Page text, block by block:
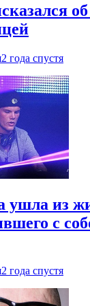
2 года спустя
ушла из
с
2 года спустя